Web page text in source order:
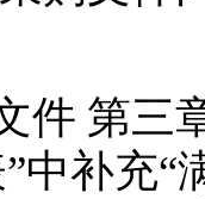
件 第三
中补充“